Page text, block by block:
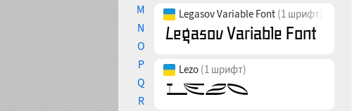
M
N
O
P
Q
R
Legasov Variable Font (1 шрифт)
Lezo (1 шрифт)